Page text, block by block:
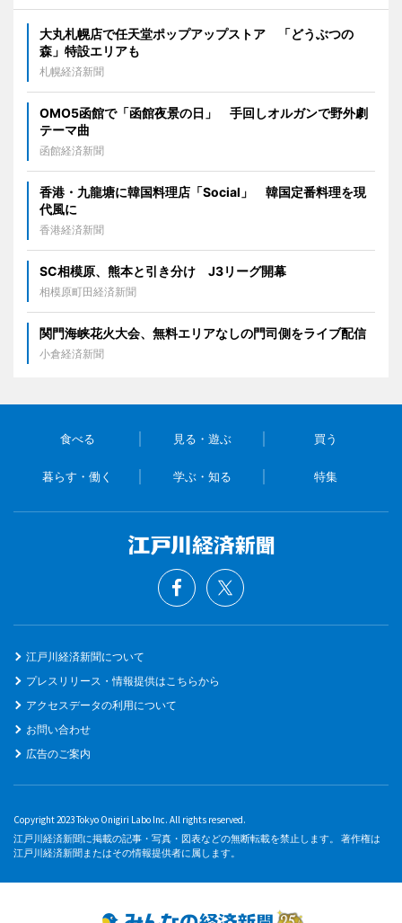
大丸札幌店で任天堂ポップアップストア 「どうぶつの
森」特設エリアも
札幌経済新聞
OMO5函館で「函館夜景の日」 手回しオルガンで野外劇
テーマ曲
函館経済新聞
香港・九龍塘に韓国料理店「Social」 韓国定番料理を現
代風に
香港経済新聞
SC相模原、熊本と引き分け J3リーグ開幕
相模原町田経済新聞
関門海峡花火大会、無料エリアなしの門司側をライブ配信
小倉経済新聞
食べる 見る・遊ぶ 買う
暮らす・働く 学ぶ・知る 特集
江戸川経済新聞について
プレスリリース・情報提供はこちらから
アクセスデータの利用について
お問い合わせ
広告のご案内
Copyright 2023 Tokyo Onigiri Labo Inc. All rights reserved.
江戸川経済新聞に掲載の記事・写真・図表などの無断転載を禁止します。 著作権は
江戸川経済新聞またはその情報提供者に属します。